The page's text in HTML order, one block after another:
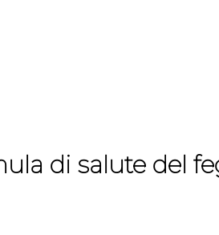
di salute del